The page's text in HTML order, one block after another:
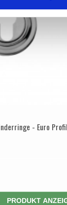
- Euro
PRODUKT